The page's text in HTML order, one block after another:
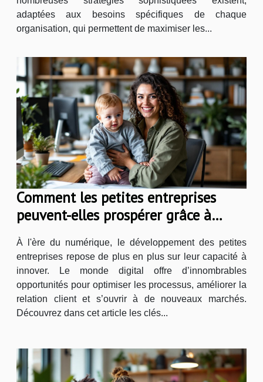
adaptées aux besoins spécifiques de chaque
organisation, qui permettent de maximiser les...
Comment les petites entreprises
peuvent-elles prospérer grâce à
l'innovation numérique ?
À l'ère du numérique, le développement des petites
entreprises repose de plus en plus sur leur capacité à
innover. Le monde digital offre d’innombrables
opportunités pour optimiser les processus, améliorer la
relation client et s’ouvrir à de nouveaux marchés.
Découvrez dans cet article les clés...